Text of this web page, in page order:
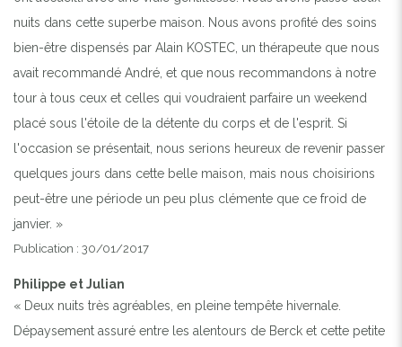
nuits dans cette superbe maison. Nous avons profité des soins
bien-être dispensés par Alain KOSTEC, un thérapeute que nous
avait recommandé André, et que nous recommandons à notre
tour à tous ceux et celles qui voudraient parfaire un weekend
placé sous l'étoile de la détente du corps et de l'esprit. Si
l'occasion se présentait, nous serions heureux de revenir passer
quelques jours dans cette belle maison, mais nous choisirions
peut-être une période un peu plus clémente que ce froid de
janvier. »
Publication : 30/01/2017
Philippe et Julian
« Deux nuits très agréables, en pleine tempête hivernale.
Dépaysement assuré entre les alentours de Berck et cette petite